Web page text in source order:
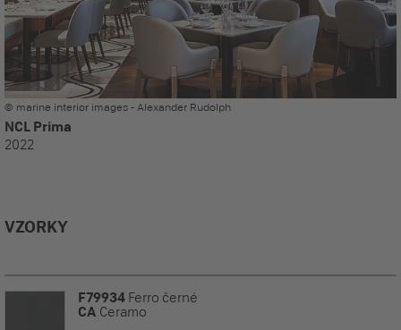
© marine interior images - Alexander Rudolph
NCL Prima
2022
VZORKY
F79934 Ferro černé
CA Ceramo